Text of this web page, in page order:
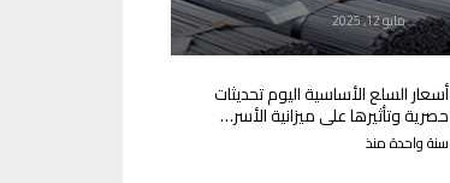
مايو 12, 2025
أسعار السلع الأساسية اليوم تحديثات
حصرية وتأثيرها على ميزانية الأسر…
سنة واحدة منذ